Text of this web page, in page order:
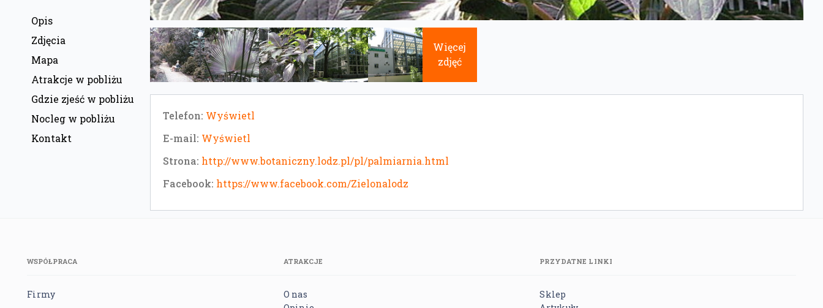
Opis
Zdjęcia
Mapa
Atrakcje w pobliżu
Gdzie zjeść w pobliżu
Nocleg w pobliżu
Kontakt
Więcej
zdjęć
Telefon: Wyświetl
E-mail: Wyświetl
Strona: http://www.botaniczny.lodz.pl/pl/palmiarnia.html
Facebook: https://www.facebook.com/Zielonalodz
WSPÓŁPRACA
Firmy
ATRAKCJE
O nas
PRZYDATNE LINKI
Sklep